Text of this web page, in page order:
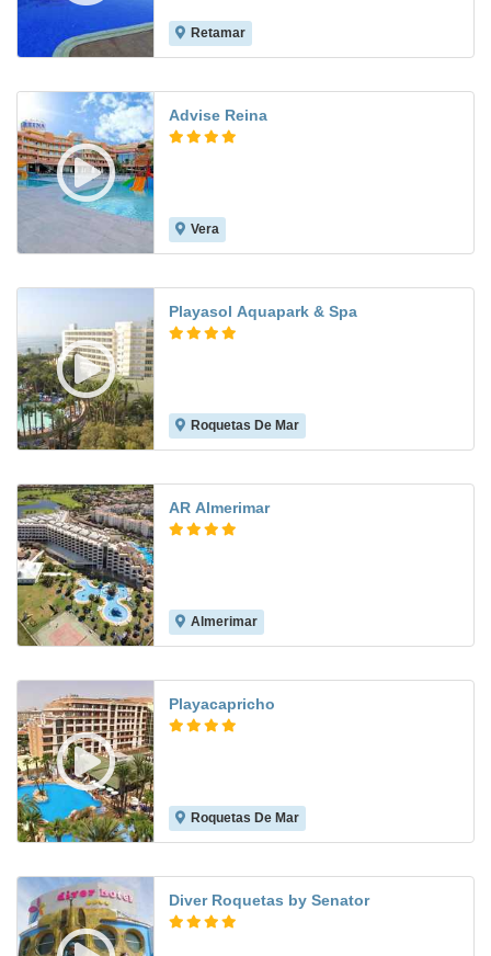
Retamar
Advise Reina
Vera
Playasol Aquapark & Spa
Roquetas De Mar
AR Almerimar
Almerimar
Playacapricho
Roquetas De Mar
Diver Roquetas by Senator